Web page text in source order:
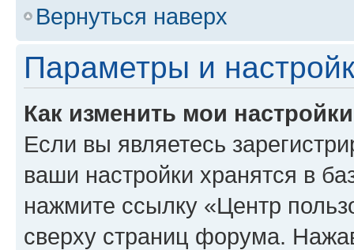
Вернуться наверх
Параметры и
Как изменить мои
Если вы являетесь
ваши настройки хранятся в
нажмите ссылку «Центр
сверху страниц форума.